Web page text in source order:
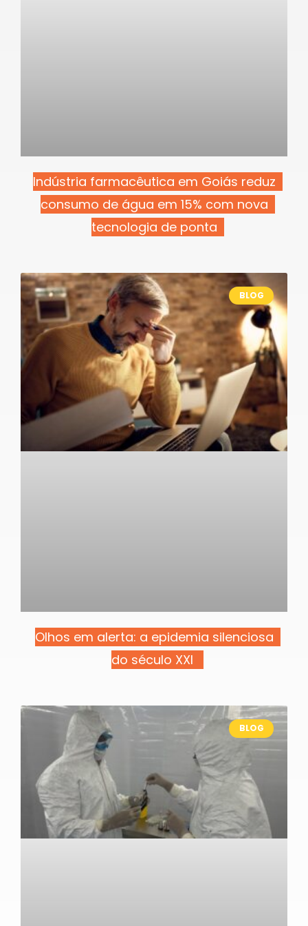
Indústria farmacêutica em Goiás reduz
consumo de água em 15% com nova
tecnologia de ponta
BLOG
Olhos em alerta: a epidemia silenciosa
do século XXI
BLOG